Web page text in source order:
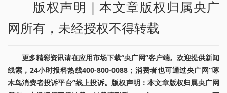
版权声明｜本文章版权归属央广
网所有，未经授权不得转载
更多精彩资讯请在应用市场下载“央广网”客户端。欢迎提供新闻
线索，24小时报料热线400-800-0088；消费者也可通过央广网“啄
木鸟消费者投诉平台”线上投诉。版权声明：本文章版权归属央广网